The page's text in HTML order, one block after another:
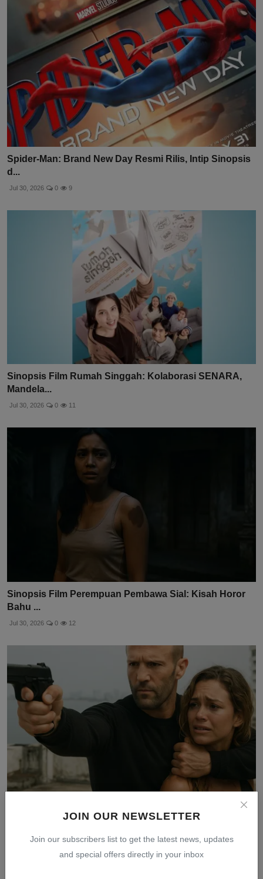
JOIN OUR NEWSLETTER
Join our subscribers list to get the latest news, updates
and special offers directly in your inbox
Spider-Man: Brand New Day Resmi Rilis, Intip Sinopsis
d...
Jul 30, 2026 0 9
Sinopsis Film Rumah Singgah: Kolaborasi SENARA,
Mandela...
Jul 30, 2026 0 11
Sinopsis Film Perempuan Pembawa Sial: Kisah Horor
Bahu ...
Jul 30, 2026 0 12
Sinopsis Mechanic Resurrection: Aksi Jason Statham
Jul 28, 2026 0 11